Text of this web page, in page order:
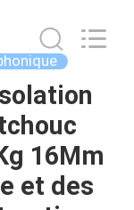
16Mm
et des